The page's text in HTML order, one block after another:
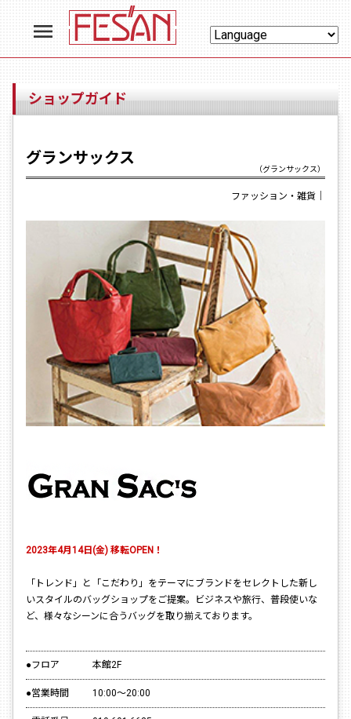
menu
ショップガイド
グランサックス
（グランサックス）
ファッション・雑貨
2023年4月14日(金) 移転OPEN！
「トレンド」と「こだわり」をテーマにブランドをセレクトした新し
いスタイルのバッグショップをご提案。ビジネスや旅行、普段使いな
ど、様々なシーンに合うバッグを取り揃えております。
●フロア 本館2F
●営業時間 10:00～20:00